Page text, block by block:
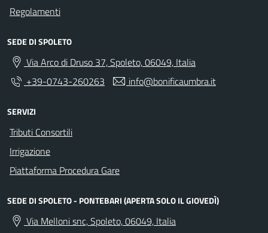
Regolamenti
SEDE DI SPOLETO
Via Arco di Druso 37, Spoleto, 06049, Italia
+39-0743-260263
info@bonificaumbra.it
SERVIZI
Tributi Consortili
Irrigazione
Piattaforma Procedura Gare
SEDE DI SPOLETO - PONTEBARI (APERTA SOLO IL GIOVEDÌ)
Via Melloni snc, Spoleto, 06049, Italia